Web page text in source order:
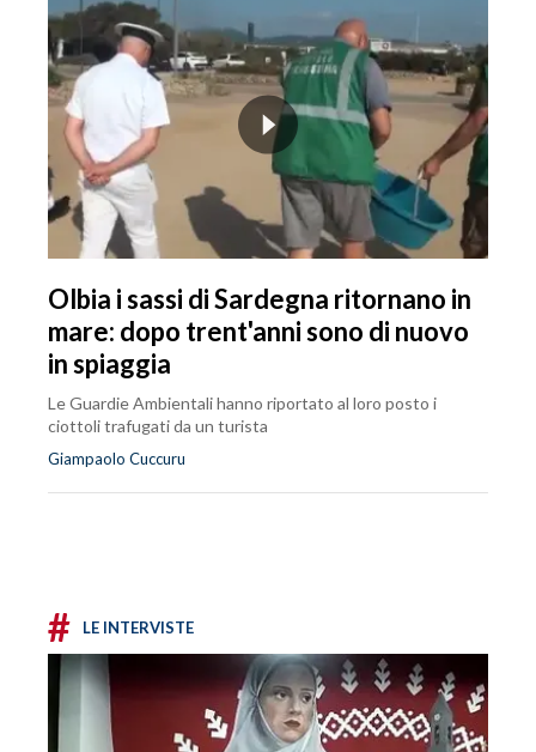
Olbia i sassi di Sardegna ritornano in
mare: dopo trent'anni sono di nuovo
in spiaggia
Le Guardie Ambientali hanno riportato al loro posto i
ciottoli trafugati da un turista
Giampaolo Cuccuru
# LE INTERVISTE